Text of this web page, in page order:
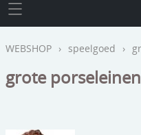
THE RETROHOUSE
WEBSHOP
OUTLET
beelden
INFO
WEBSHOP › speelgoed ›
grote